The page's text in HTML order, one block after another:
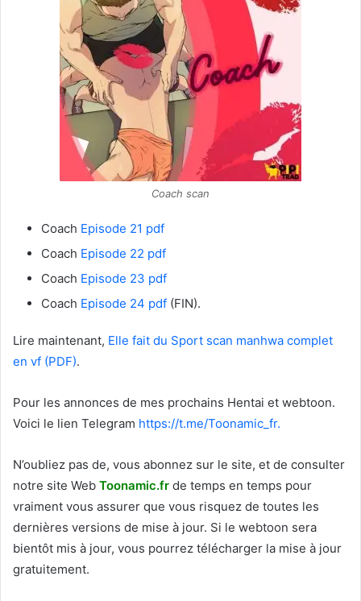
Coach scan
Coach Episode 21 pdf
Coach Episode 22 pdf
Coach Episode 23 pdf
Coach Episode 24 pdf (FIN).
Lire maintenant, Elle fait du Sport scan manhwa complet
en vf (PDF).
Pour les annonces de mes prochains Hentai et webtoon.
Voici le lien Telegram https://t.me/Toonamic_fr.
N’oubliez pas de, vous abonnez sur le site, et de consulter
notre site Web Toonamic.fr de temps en temps pour
vraiment vous assurer que vous risquez de toutes les
dernières versions de mise à jour. Si le webtoon sera
bientôt mis à jour, vous pourrez télécharger la mise à jour
gratuitement.